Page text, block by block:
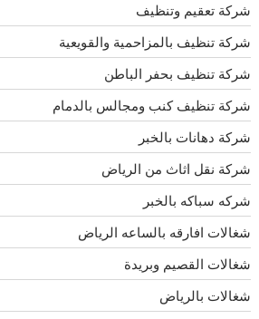
شركة تعقيم وتنظيف
شركة تنظيف بالمزاحمية والقويعية
شركة تنظيف بحفر الباطن
شركة تنظيف كنب ومجالس بالدمام
شركة دهانات بالخبر
شركة نقل اثاث من الرياض
شركه سباكه بالخبر
شغالات افارقه بالساعه الرياض
شغالات القصيم وبريدة
شغالات بالرياض